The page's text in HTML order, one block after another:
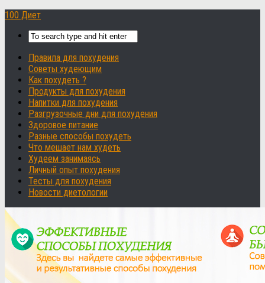
100 Диет
Правила для похудения
Советы худеющим
Как похудеть ?
Продукты для похудения
Напитки для похудения
Разгрузочные дни для похудения
Здоровое питание
Разные способы похудеть
Что мешает нам худеть
Худеем занимаясь
Личный опыт похудения
Тесты для похудения
Новости диетологии